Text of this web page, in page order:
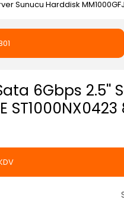
Sunucu Harddisk
Sata 6Gbps